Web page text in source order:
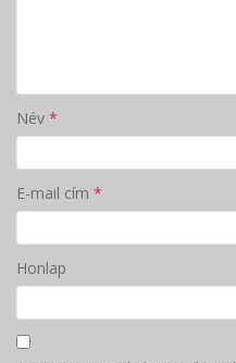
Név *
E-mail cím *
Honlap